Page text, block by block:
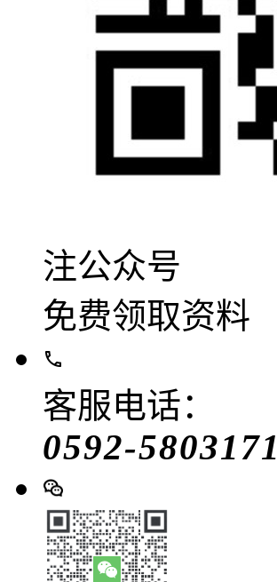
注公众号
免费领取资料
客服电话：
0592-5803171